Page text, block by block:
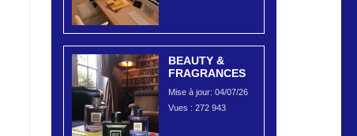
BEAUTY &
FRAGRANCES
Mise à jour: 04/07/26
Vues : 272 943